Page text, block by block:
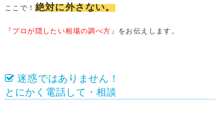
ここで！ 絶対に外さない。
『プロが隠したい相場の調べ方』 をお伝えします。
迷惑ではありません！
とにかく電話して・相談